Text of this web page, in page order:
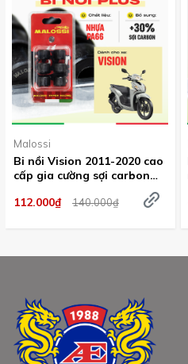
Malossi
Bi nồi Vision 2011-2020 cao
cấp gia cường sợi carbon
Malossi Phiên bản màu đỏ
112.000₫
140.000₫